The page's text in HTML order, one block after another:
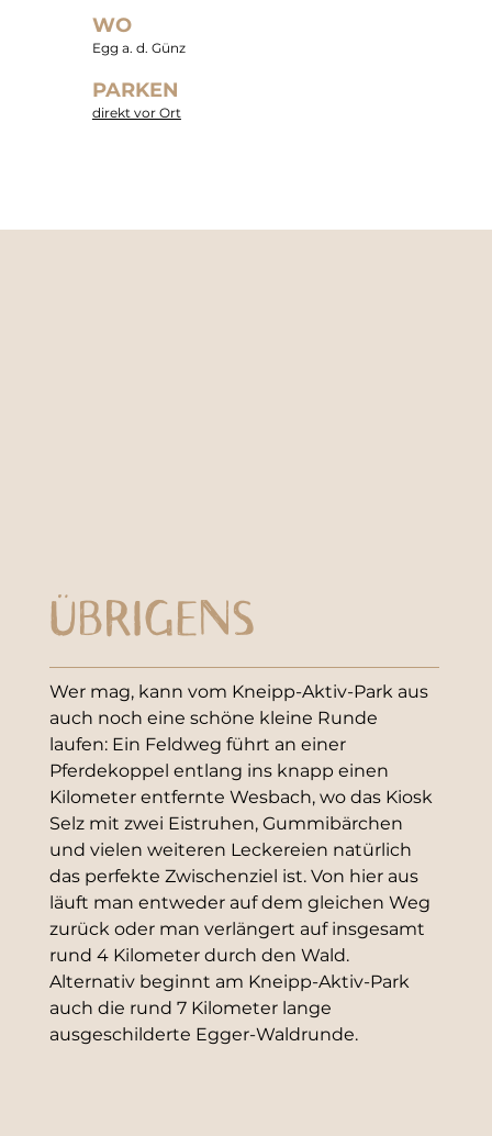
WO
Egg a. d. Günz
PARKEN
direkt vor Ort
ÜBRIGENS
Wer mag, kann vom Kneipp-Aktiv-Park aus
auch noch eine schöne kleine Runde
laufen: Ein Feldweg führt an einer
Pferdekoppel entlang ins knapp einen
Kilometer entfernte Wesbach, wo das Kiosk
Selz mit zwei Eistruhen, Gummibärchen
und vielen weiteren Leckereien natürlich
das perfekte Zwischenziel ist. Von hier aus
läuft man entweder auf dem gleichen Weg
zurück oder man verlängert auf insgesamt
rund 4 Kilometer durch den Wald.
Alternativ beginnt am Kneipp-Aktiv-Park
auch die rund 7 Kilometer lange
ausgeschilderte Egger-Waldrunde.